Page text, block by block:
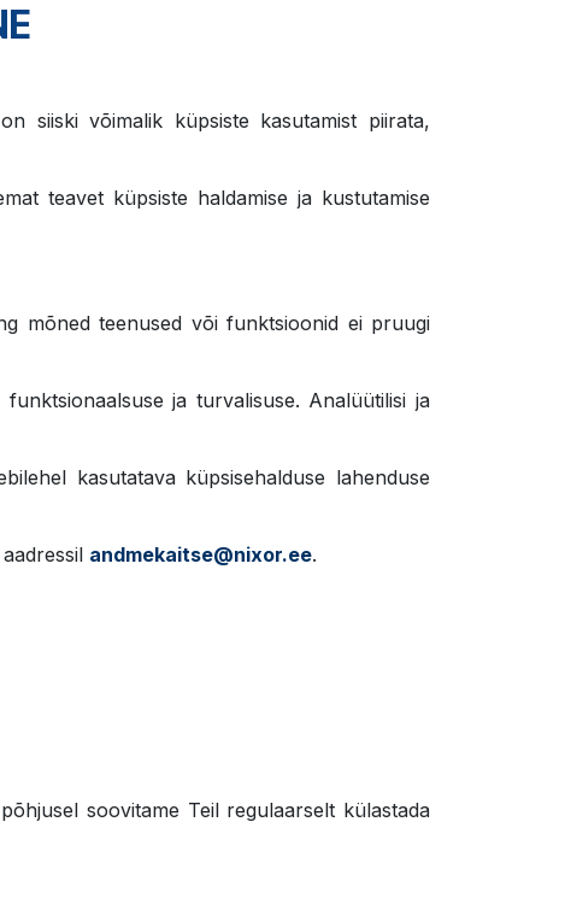
siiski võimalik küpsiste kasutamist piirata,
teavet küpsiste haldamise ja kustutamise
mõned teenused või funktsioonid ei pruugi
ja turvalisuse. Analüütilisi ja
kasutatava küpsisehalduse lahenduse
andmekaitse@nixor.ee.
soovitame Teil regulaarselt külastada